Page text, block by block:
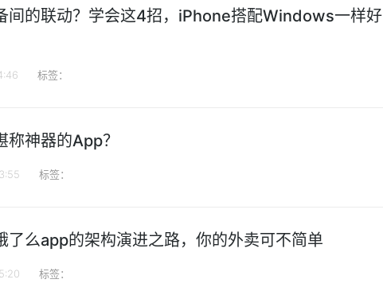
间的联动？学会这4招，iPhone搭配Windows一样好
标签：
称神器的App？
标签：
了么app的架构演进之路，你的外卖可不简单
标签：